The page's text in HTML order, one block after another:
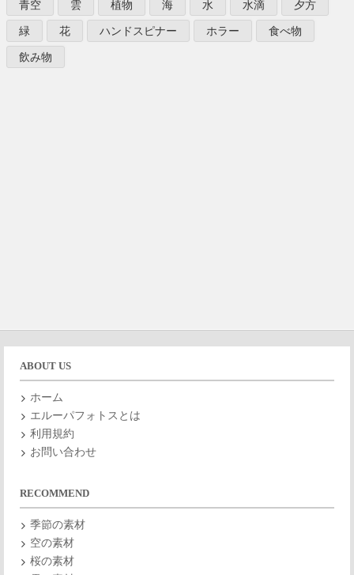
青空
雲 植物 海 水 水滴
夕方
緑
花 ハンドスピナー ホラー
食べ物
飲み物
ABOUT US
ホーム
エルーパフォトスとは
利用規約
お問い合わせ
RECOMMEND
季節の素材
空の素材
桜の素材